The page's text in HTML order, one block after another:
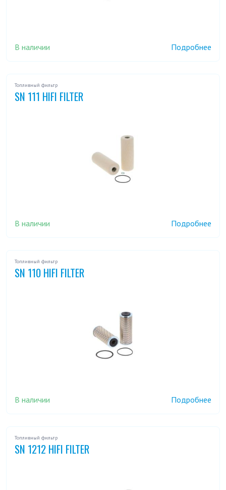
В наличии Подробнее
Топливный фильтр
SN 111 HIFI FILTER
В наличии Подробнее
Топливный фильтр
SN 110 HIFI FILTER
В наличии Подробнее
Топливный фильтр
SN 1212 HIFI FILTER